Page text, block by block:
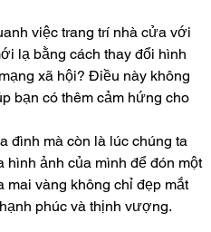
việc trang trí nhà cửa với
lạ bằng cách thay đổi hình
xã hội? Điều này không
bạn có thêm cảm hứng cho
đình mà còn là lúc chúng ta
hình ảnh của mình để đón một
mai vàng không chỉ đẹp mắt
phúc và thịnh vượng.